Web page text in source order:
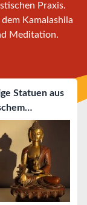
Praxis.
Kamalashila
Meditation.
Statuen aus